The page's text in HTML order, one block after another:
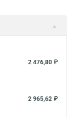
2 476,80 ₽
2 965,62 ₽